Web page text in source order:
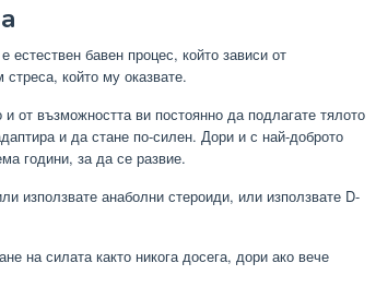
бавен процес, който зависи от
който му оказвате.
от възможността ви постоянно да подлагате тялото
и да стане по-силен. Дори и с най-доброто
години, за да се развие.
използвате анаболни стероиди, или използвате D-
на силата както никога досега, дори ако вече